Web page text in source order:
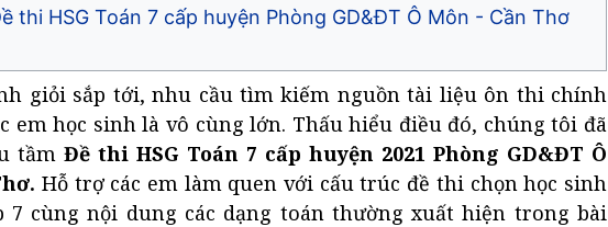
thi HSG Toán 7 cấp huyện Phòng GD&ĐT Ô Môn - Cần Thơ
giỏi sắp tới, nhu cầu tìm kiếm nguồn tài liệu ôn thi chính
em học sinh là vô cùng lớn. Thấu hiểu điều đó, chúng tôi đã
tầm Đề thi HSG Toán 7 cấp huyện 2021 Phòng GD&ĐT Ô
Hỗ trợ các em làm quen với cấu trúc đề thi chọn học sinh
7 cùng nội dung các dạng toán thường xuất hiện trong bài